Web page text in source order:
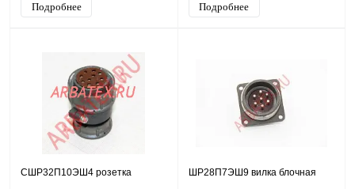
Подробнее Подробнее
СШР32П10ЭШ4 розетка ШР28П7ЭШ9 вилка блочная